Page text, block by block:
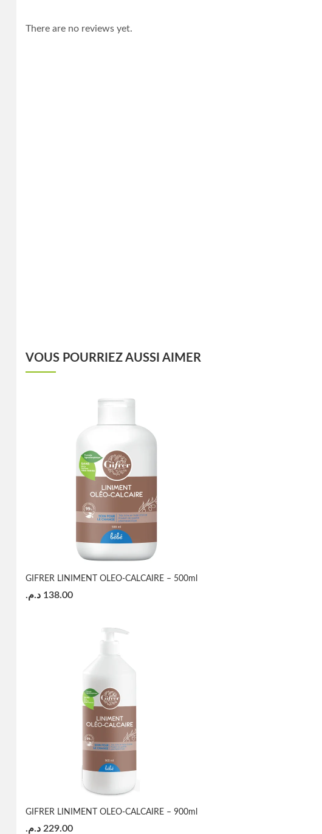
There are no reviews yet.
VOUS POURRIEZ AUSSI AIMER
GIFRER LINIMENT OLEO-CALCAIRE – 500ml
138.00 د.م.
GIFRER LINIMENT OLEO-CALCAIRE – 900ml
229.00 د.م.